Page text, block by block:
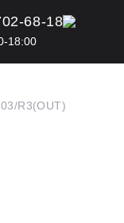
68-18
18:00
R3(OUT)